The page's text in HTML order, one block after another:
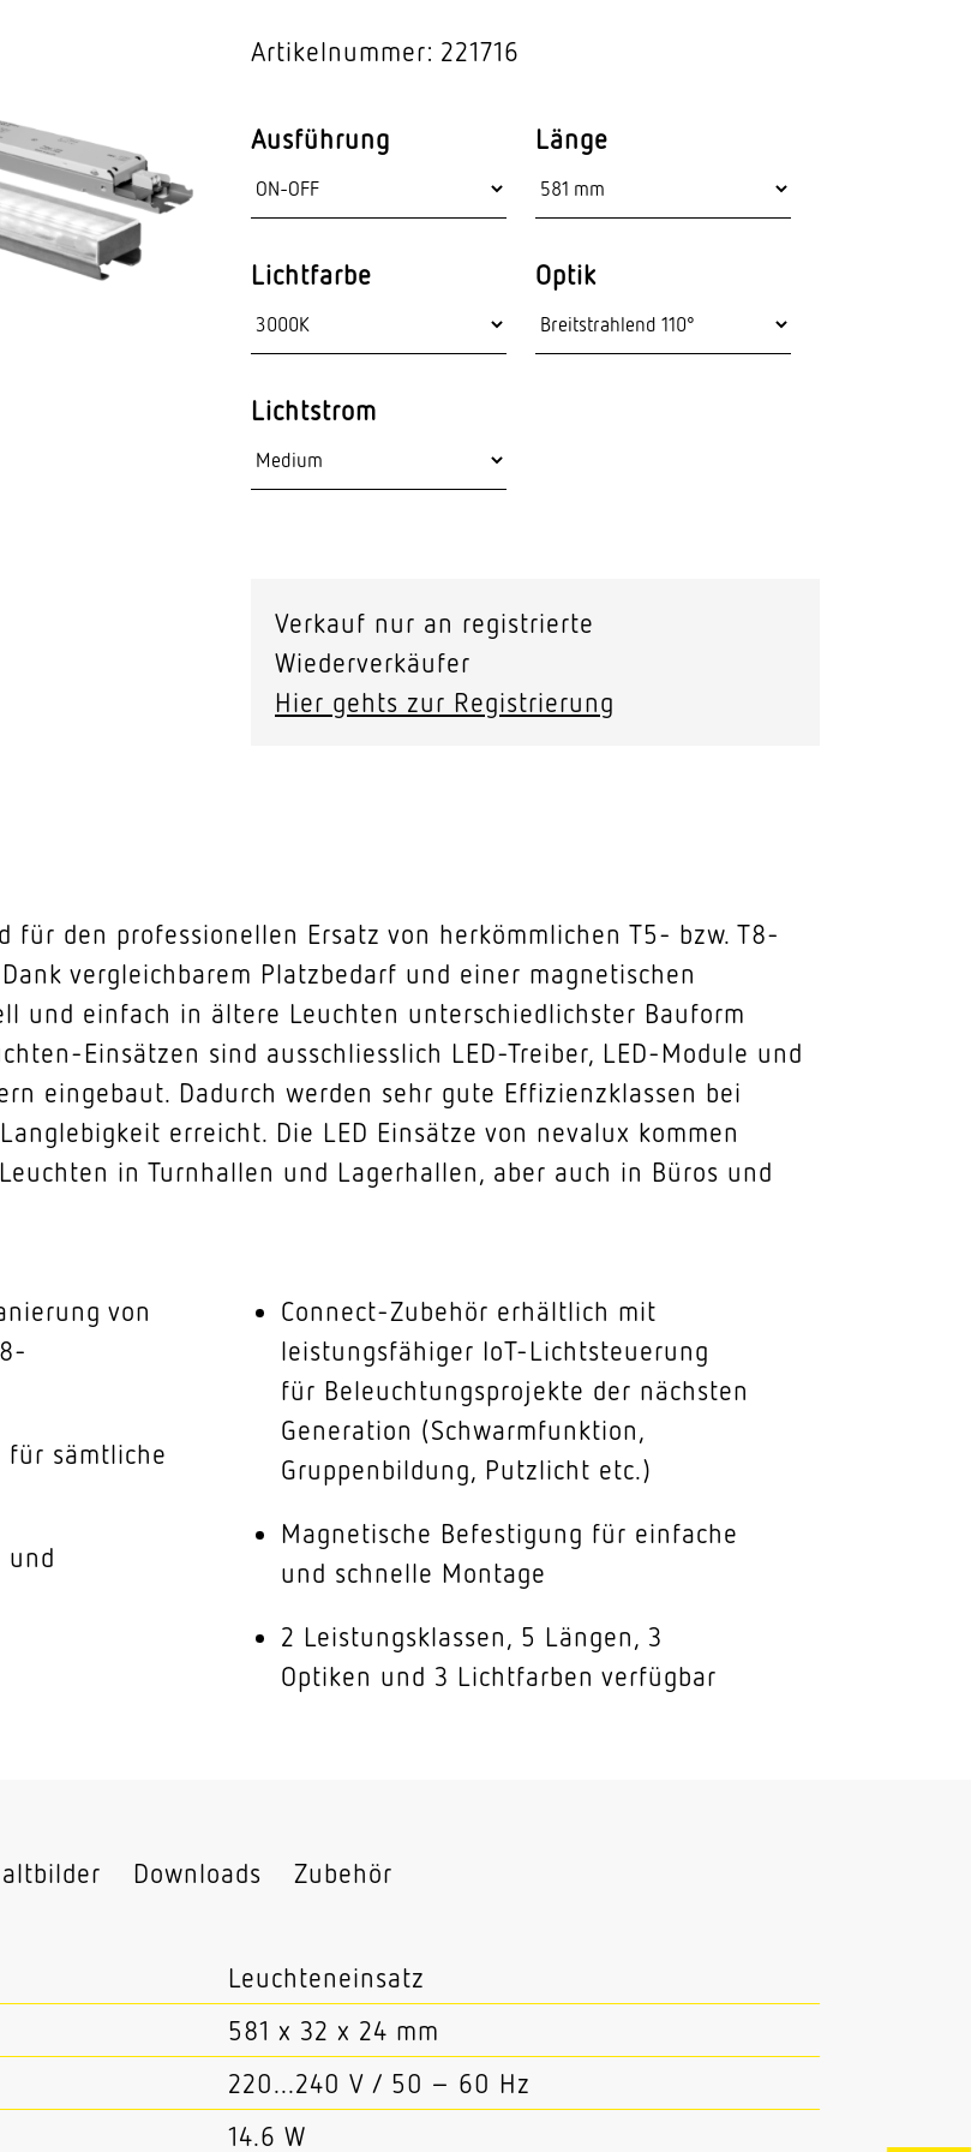
Artikelnummer: 221716
Ausführung Länge
Lichtfarbe Optik
Lichtstrom
Verkauf nur an registrierte
Wiederverkäufer
Hier gehts zur Registrierung
für den professionellen Ersatz von herkömmlichen T5- bzw. T8-
vergleichbarem Platzbedarf und einer magnetischen
und einfach in ältere Leuchten unterschiedlichster Bauform
Einsätzen sind ausschliesslich LED-Treiber, LED-Module und
eingebaut. Dadurch werden sehr gute Effizienzklassen bei
erreicht. Die LED Einsätze von nevalux kommen
in Turnhallen und Lagerhallen, aber auch in Büros und
von
für sämtliche
und
Connect-Zubehör erhältlich mit
leistungsfähiger IoT-Lichtsteuerung
für Beleuchtungsprojekte der nächsten
Generation (Schwarmfunktion,
Gruppenbildung, Putzlicht etc.)
Magnetische Befestigung für einfache
und schnelle Montage
2 Leistungsklassen, 5 Längen, 3
Optiken und 3 Lichtfarben verfügbar
Downloads Zubehör
Leuchteneinsatz
581 x 32 x 24 mm
220...240 V / 50 – 60 Hz
14.6 W